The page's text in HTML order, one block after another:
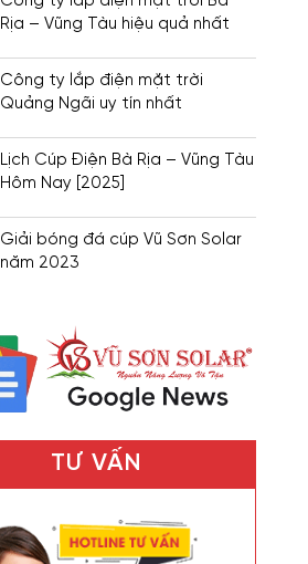
Rịa – Vũng Tàu hiệu quả nhất
Công ty lắp điện mặt trời
Quảng Ngãi uy tín nhất
Lịch Cúp Điện Bà Rịa – Vũng Tàu
Hôm Nay [2025]
Giải bóng đá cúp Vũ Sơn Solar
năm 2023
TƯ VẤN